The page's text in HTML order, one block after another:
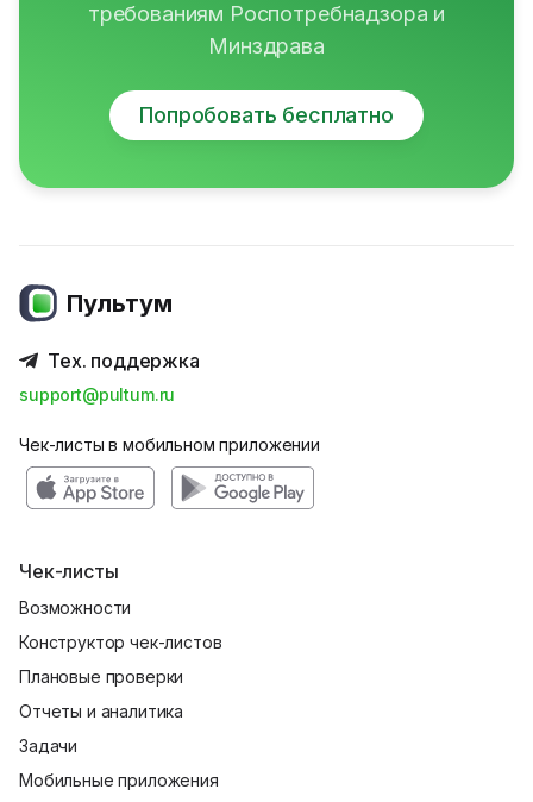
требованиям Роспотребнадзора и
Минздрава
Попробовать бесплатно
Пультум
Тех. поддержка
support@pultum.ru
Чек-листы в мобильном приложении
Чек-листы
Возможности
Конструктор чек-листов
Плановые проверки
Отчеты и аналитика
Задачи
Мобильные приложения